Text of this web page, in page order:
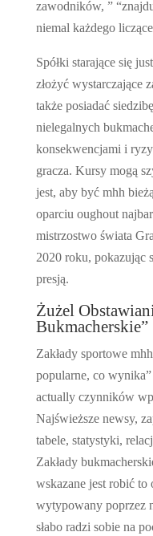
zawodników, ”
niemal każdego
Spółki starające się
złożyć wystarczające
także posiadać
nielegalnych
konsekwencjami i
gracza. Kursy mogą
jest, aby być mhh
oparciu oughout
mistrzostwo świata
2020 roku, pokazując
presją.
Żużel
Zakłady sportowe
popularne, co
actually czynników
Najświeższe newsy,
tabele, statystyki,
Zakłady
wskazane jest robić to
wytypowany poprzez
słabo radzi sobie na